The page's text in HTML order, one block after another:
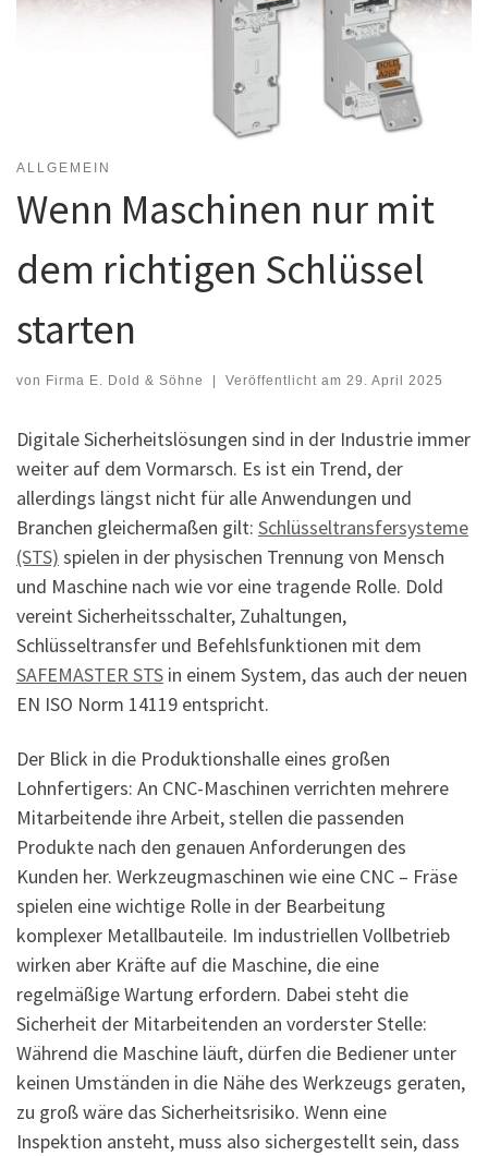
ALLGEMEIN
Wenn Maschinen nur mit
dem richtigen Schlüssel
starten
von Firma E. Dold & Söhne Veröffentlicht am 29. April 2025
Digitale Sicherheitslösungen sind in der Industrie immer
weiter auf dem Vormarsch. Es ist ein Trend, der
allerdings längst nicht für alle Anwendungen und
Branchen gleichermaßen gilt: Schlüsseltransfersysteme
(STS) spielen in der physischen Trennung von Mensch
und Maschine nach wie vor eine tragende Rolle. Dold
vereint Sicherheitsschalter, Zuhaltungen,
Schlüsseltransfer und Befehlsfunktionen mit dem
SAFEMASTER STS in einem System, das auch der neuen
EN ISO Norm 14119 entspricht.
Der Blick in die Produktionshalle eines großen
Lohnfertigers: An CNC-Maschinen verrichten mehrere
Mitarbeitende ihre Arbeit, stellen die passenden
Produkte nach den genauen Anforderungen des
Kunden her. Werkzeugmaschinen wie eine CNC – Fräse
spielen eine wichtige Rolle in der Bearbeitung
komplexer Metallbauteile. Im industriellen Vollbetrieb
wirken aber Kräfte auf die Maschine, die eine
regelmäßige Wartung erfordern. Dabei steht die
Sicherheit der Mitarbeitenden an vorderster Stelle:
Während die Maschine läuft, dürfen die Bediener unter
keinen Umständen in die Nähe des Werkzeugs geraten,
zu groß wäre das Sicherheitsrisiko. Wenn eine
Inspektion ansteht, muss also sichergestellt sein, dass